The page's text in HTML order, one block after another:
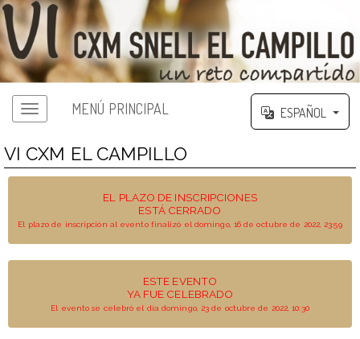
MENÚ PRINCIPAL ESPAÑOL
VI CXM EL CAMPILLO
EL PLAZO DE INSCRIPCIONES
ESTÁ CERRADO
El plazo de inscripción al evento finalizó el domingo, 16 de octubre de 2022, 23:59
ESTE EVENTO
YA FUE CELEBRADO
El evento se celebró el día domingo, 23 de octubre de 2022, 10:30